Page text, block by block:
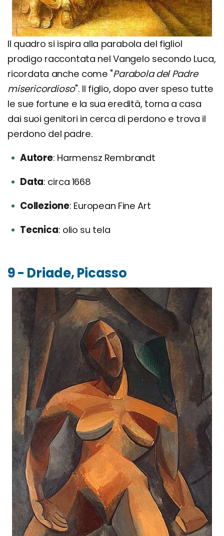
Il quadro si ispira alla parabola del figliol
prodigo raccontata nel Vangelo secondo Luca,
ricordata anche come "Parabola del Padre
misericordioso". Il figlio, dopo aver speso tutte
le sue fortune e la sua eredità, torna a casa
dai suoi genitori in cerca di perdono e trova il
perdono del padre.
Autore Harmensz Rembrandt
Data circa 1668
Collezione European Fine Art
Tecnica olio su tela
9 - Driade, Picasso